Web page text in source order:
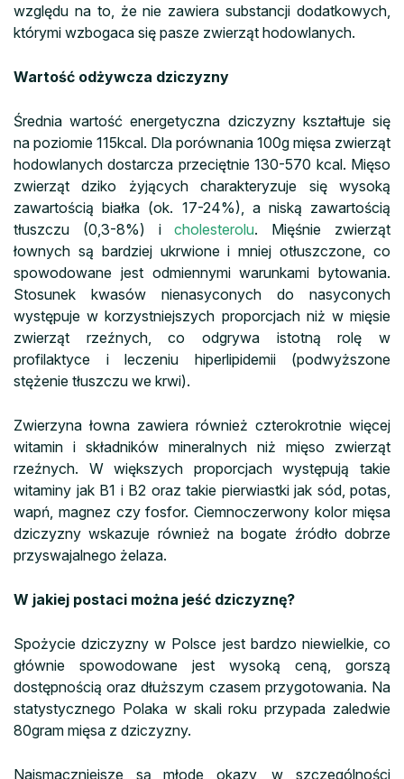
względu na to, że nie zawiera substancji dodatkowych,
którymi wzbogaca się pasze zwierząt hodowlanych.
Wartość odżywcza dziczyzny
Średnia wartość energetyczna dziczyzny kształtuje się
na poziomie 115kcal. Dla porównania 100g mięsa zwierząt
hodowlanych dostarcza przeciętnie 130-570 kcal. Mięso
zwierząt dziko żyjących charakteryzuje się wysoką
zawartością białka (ok. 17-24%), a niską zawartością
tłuszczu (0,3-8%) icholesterolu. Mięśnie zwierząt
łownych są bardziej ukrwione i mniej otłuszczone, co
spowodowane jest odmiennymi warunkami bytowania.
Stosunek kwasów nienasyconych do nasyconych
występuje w korzystniejszych proporcjach niż w mięsie
zwierząt rzeźnych, co odgrywa istotną rolę w
profilaktyce i leczeniu hiperlipidemii (podwyższone
stężenie tłuszczu we krwi).
Zwierzyna łowna zawiera również czterokrotnie więcej
witamin i składników mineralnych niż mięso zwierząt
rzeźnych. W większych proporcjach występują takie
witaminy jak B1 i B2 oraz takie pierwiastki jak sód, potas,
wapń, magnez czy fosfor. Ciemnoczerwony kolor mięsa
dziczyzny wskazuje również na bogate źródło dobrze
przyswajalnego żelaza.
W jakiej postaci można jeść dziczyznę?
Spożycie dziczyzny w Polsce jest bardzo niewielkie, co
głównie spowodowane jest wysoką ceną, gorszą
dostępnością oraz dłuższym czasem przygotowania. Na
statystycznego Polaka w skali roku przypada zaledwie
80gram mięsa z dziczyzny.
Najsmaczniejsze są młode okazy, w szczególności